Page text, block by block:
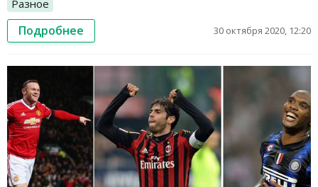
Разное
Подробнее 30 октября 2020, 12:20